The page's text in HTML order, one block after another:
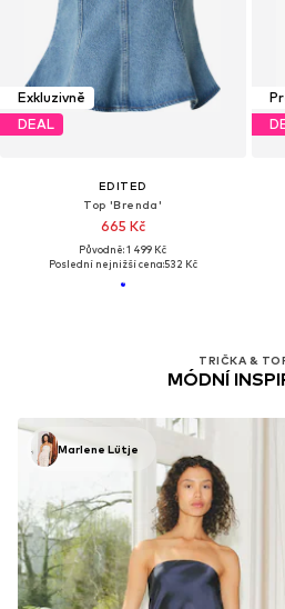
Exkluzivně
DEAL
EDITED
Top 'Brenda'
665 Kč
Původně: 1 499 Kč
Poslední nejnižší cena:532 Kč
TRIČKA &
MÓDNÍ
Marlene Lütje